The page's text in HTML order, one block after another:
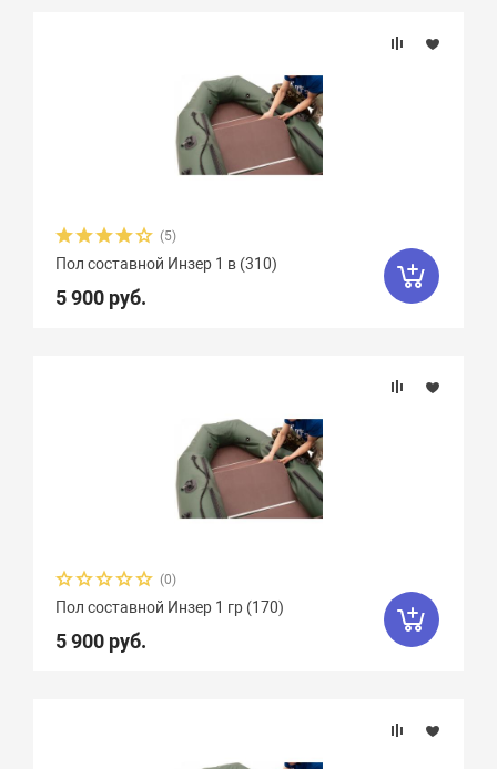
(5)
Пол составной Инзер 1 в (310)
5 900 руб.
(0)
Пол составной Инзер 1 гр (170)
5 900 руб.